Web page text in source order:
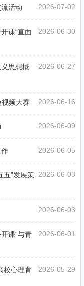
活动 2026-07-02
课“直面
2026-06-30
思想概
2026-06-27
视频大赛 2026-06-16
2026-06-09
作 2026-06-05
五”发展策 2026-06-03
2026-06-03
课“与青
2026-06-01
校心理育
2026-05-29